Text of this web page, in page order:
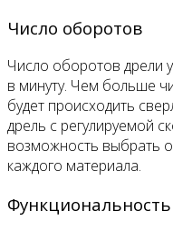
Число оборотов
Число оборотов дрели
в минуту. Чем больше
будет происходить
дрель с регулируемой
возможность выбрать
каждого материала.
Функциональность